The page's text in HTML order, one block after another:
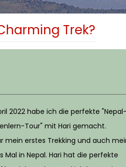
Trek?
2022 habe ich die perfekte "Nepal-
Tour" mit Hari gemacht.
mein erstes Trekking und auch
Mal in Nepal. Hari hat die perfekte